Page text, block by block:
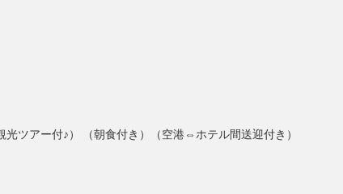
ツアー付♪） （朝食付き）（空港⇔ホテル間送迎付き）